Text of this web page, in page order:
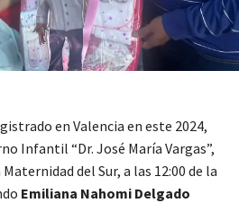
en Valencia en este 2024,
Infantil “Dr. José María Vargas”,
del Sur, a las 12:00 de la
Emiliana Nahomi Delgado